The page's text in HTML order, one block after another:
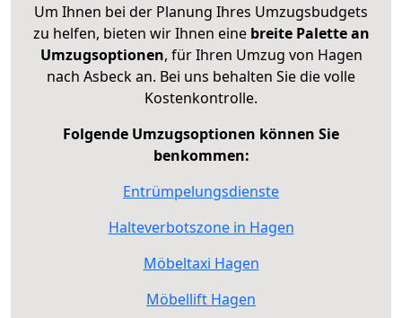
Um Ihnen bei der Planung Ihres Umzugsbudgets
zu helfen, bieten wir Ihnen eine breite Palette an
Umzugsoptionen, für Ihren Umzug von Hagen
nach Asbeck an. Bei uns behalten Sie die volle
Kostenkontrolle.
Folgende Umzugsoptionen können Sie
benkommen:
Entrümpelungsdienste
Halteverbotszone in Hagen
Möbeltaxi Hagen
Möbellift Hagen